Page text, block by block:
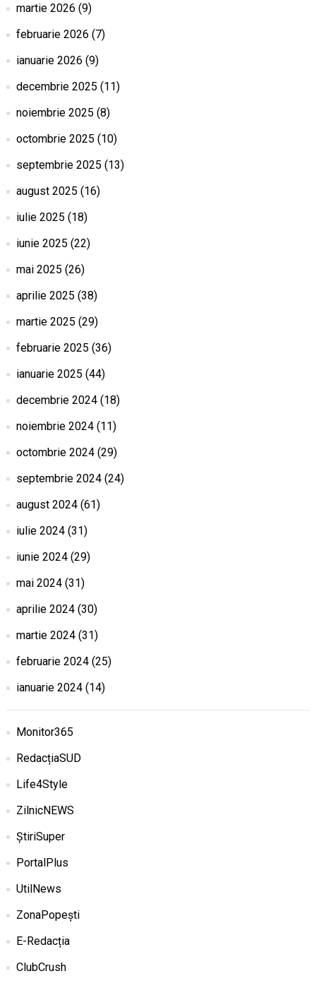
martie 2026 (9)
februarie 2026 (7)
ianuarie 2026 (9)
decembrie 2025 (11)
noiembrie 2025 (8)
octombrie 2025 (10)
septembrie 2025 (13)
august 2025 (16)
iulie 2025 (18)
iunie 2025 (22)
mai 2025 (26)
aprilie 2025 (38)
martie 2025 (29)
februarie 2025 (36)
ianuarie 2025 (44)
decembrie 2024(18)
noiembrie 2024(11)
octombrie 2024(29)
septembrie 2024(24)
august 2024(61)
iulie 2024(31)
iunie 2024(29)
mai 2024(31)
aprilie 2024(30)
martie 2024(31)
februarie 2024(25)
ianuarie 2024(14)
Monitor365
RedacțiaSUD
Life4Style
ZilnicNEWS
ȘtiriSuper
PortalPlus
UtilNews
ZonaPopești
E-Redacția
ClubCrush